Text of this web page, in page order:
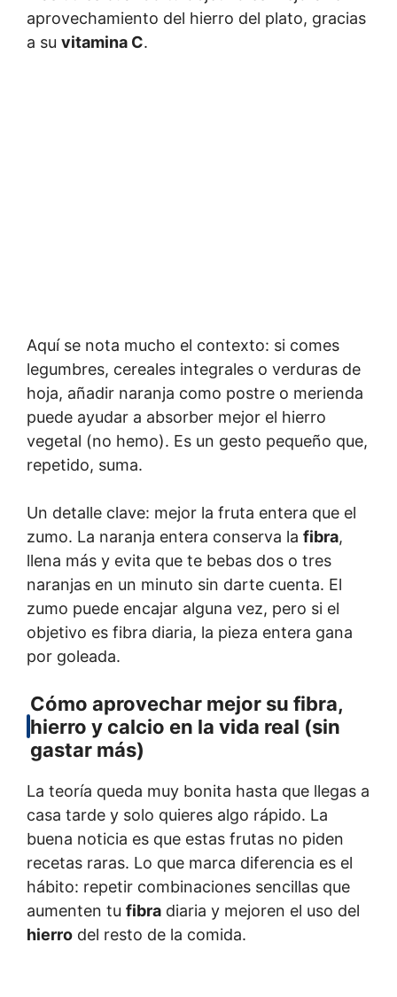
aprovechamiento del hierro del plato, gracias
a su vitamina C.
Aquí se nota mucho el contexto: si comes
legumbres, cereales integrales o verduras de
hoja, añadir naranja como postre o merienda
puede ayudar a absorber mejor el hierro
vegetal (no hemo). Es un gesto pequeño que,
repetido, suma.
Un detalle clave: mejor la fruta entera que el
zumo. La naranja entera conserva la fibra,
llena más y evita que te bebas dos o tres
naranjas en un minuto sin darte cuenta. El
zumo puede encajar alguna vez, pero si el
objetivo es fibra diaria, la pieza entera gana
por goleada.
Cómo aprovechar mejor su fibra,
hierro y calcio en la vida real (sin
gastar más)
La teoría queda muy bonita hasta que llegas a
casa tarde y solo quieres algo rápido. La
buena noticia es que estas frutas no piden
recetas raras. Lo que marca diferencia es el
hábito: repetir combinaciones sencillas que
aumenten tu fibra diaria y mejoren el uso del
hierro del resto de la comida.